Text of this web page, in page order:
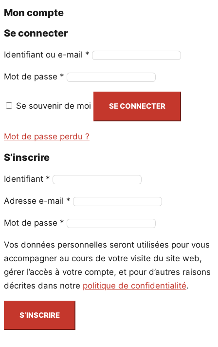
Mon compte
Se connecter
Identifiant ou e-mail * Obligatoire
Mot de passe * Obligatoire
Se souvenir de moi SE CONNECTER
Mot de passe perdu ?
S’inscrire
Identifiant * Obligatoire
Adresse e-mail * Obligatoire
Mot de passe * Obligatoire
Vos données personnelles seront utilisées pour vous
accompagner au cours de votre visite du site web,
gérer l’accès à votre compte, et pour d’autres raisons
décrites dans notre politique de confidentialité.
S’INSCRIRE